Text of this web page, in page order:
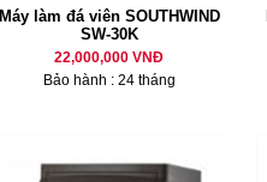
Máy làm đá viên SOUTHWIND
SW-30K
22,000,000 VNĐ
Bảo hành : 24 tháng